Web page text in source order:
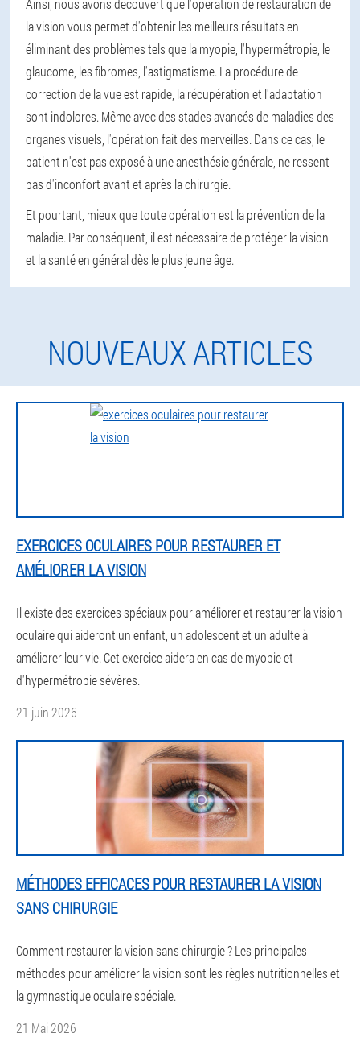
Ainsi, nous avons découvert que l'opération de restauration de
la vision vous permet d'obtenir les meilleurs résultats en
éliminant des problèmes tels que la myopie, l'hypermétropie, le
glaucome, les fibromes, l'astigmatisme. La procédure de
correction de la vue est rapide, la récupération et l'adaptation
sont indolores. Même avec des stades avancés de maladies des
organes visuels, l'opération fait des merveilles. Dans ce cas, le
patient n'est pas exposé à une anesthésie générale, ne ressent
pas d'inconfort avant et après la chirurgie.
Et pourtant, mieux que toute opération est la prévention de la
maladie. Par conséquent, il est nécessaire de protéger la vision
et la santé en général dès le plus jeune âge.
NOUVEAUX ARTICLES
EXERCICES OCULAIRES POUR RESTAURER ET
AMÉLIORER LA VISION
Il existe des exercices spéciaux pour améliorer et restaurer la vision
oculaire qui aideront un enfant, un adolescent et un adulte à
améliorer leur vie. Cet exercice aidera en cas de myopie et
d'hypermétropie sévères.
21 juin 2026
MÉTHODES EFFICACES POUR RESTAURER LA VISION
SANS CHIRURGIE
Comment restaurer la vision sans chirurgie ? Les principales
méthodes pour améliorer la vision sont les règles nutritionnelles et
la gymnastique oculaire spéciale.
21 Mai 2026